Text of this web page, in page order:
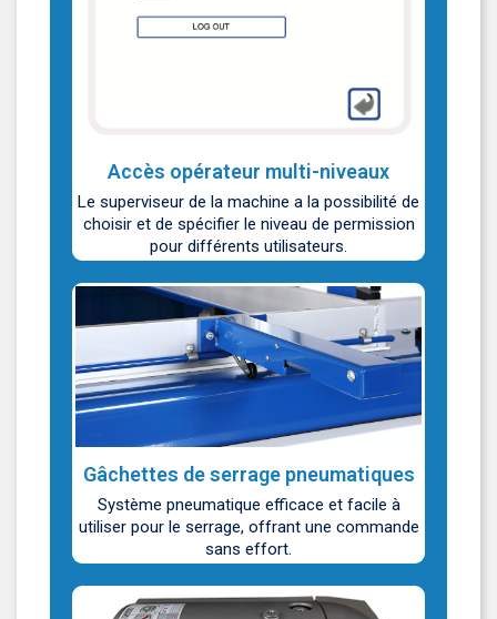
Accès opérateur multi-niveaux
Le superviseur de la machine a la possibilité de
choisir et de spécifier le niveau de permission
pour différents utilisateurs.
Gâchettes de serrage pneumatiques
Système pneumatique efficace et facile à
utiliser pour le serrage, offrant une commande
sans effort.